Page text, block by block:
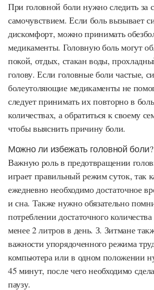
При головной боли нужно следить за
самочувствием. Если боль вызывает
дискомфорт, можно принимать
медикаменты. Головную боль могут
покой, отдых, стакан воды,
голову. Если головные боли частые,
болеутоляющие медикаменты не
следует принимать их повторно в
количествах, а обратиться к своему
чтобы выяснить причину боли.
Можно ли избежать головной боли?
Важную роль в предотвращении
играет правильный режим суток, так
ежедневно необходимо достаточное
и сна. Также нужно обязательно
потреблении достаточного
менее 2 литров в день. З. Зитмане
важности упорядоченного режима
компьютера или в одном положении
45 минут, после чего необходимо
паузу.